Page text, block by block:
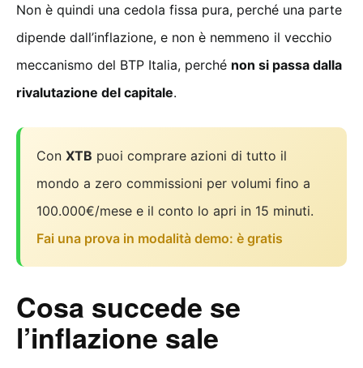
Non è quindi una cedola fissa pura, perché una parte
dipende dall’inflazione, e non è nemmeno il vecchio
meccanismo del BTP Italia, perché non si passa dalla
rivalutazione del capitale.
Con XTB puoi comprare azioni di tutto il
mondo a zero commissioni per volumi fino a
100.000€/mese e il conto lo apri in 15 minuti.
Fai una prova in modalità demo: è gratis
Cosa succede se
l’inflazione sale